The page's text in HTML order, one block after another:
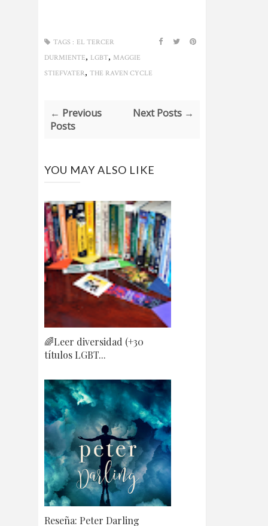
TAGS : EL TERCER
DURMIENTE, LGBT, MAGGIE
STIEFVATER, THE RAVEN CYCLE
← Previous
Posts
Next Posts →
YOU MAY ALSO LIKE
🌈Leer diversidad (+30
títulos LGBT...
Reseña: Peter Darling